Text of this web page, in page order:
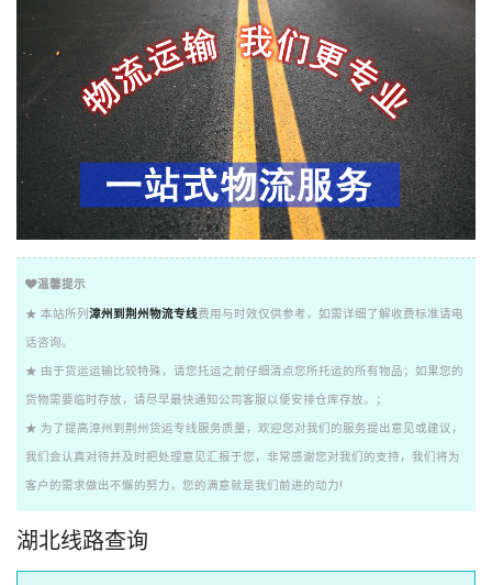
温馨提示
★ 本站所列 漳州到荆州物流专线费用与时效仅供参考，如需详细了解收费标准请电
话咨询。
★ 由于货运运输比较特殊，请您托运之前仔细清点您所托运的所有物品；如果您的
货物需要临时存放，请尽早最快通知公司客服以便安排仓库存放。；
★ 为了提高漳州到荆州货运专线服务质量，欢迎您对我们的服务提出意见或建议，
我们会认真对待并及时把处理意见汇报于您，非常感谢您对我们的支持，我们将为
客户的需求做出不懈的努力，您的满意就是我们前进的动力!
湖北线路查询